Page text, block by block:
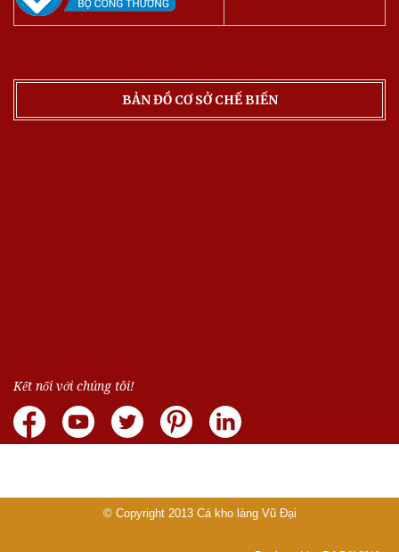
BẢN ĐỒ CƠ SỞ CHẾ BIẾN
Kết nối với chúng tôi!
© Copyright 2013 Cá kho làng Vũ Đại